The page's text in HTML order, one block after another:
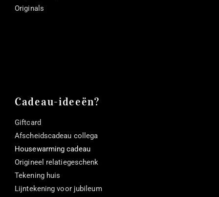
Originals
Cadeau-ideeën?
Giftcard
Afscheidscadeau collega
Housewarming cadeau
Origineel relatiegeschenk
Tekening huis
Lijntekening voor jubileum